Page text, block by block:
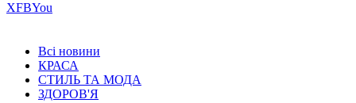
ХFBYou
Всі новини
КРАСА
СТИЛЬ ТА МОДА
ЗДОРОВ'Я